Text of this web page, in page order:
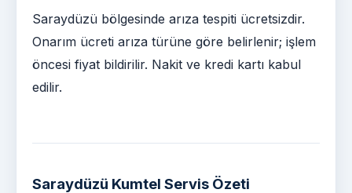
Saraydüzü bölgesinde arıza tespiti ücretsizdir.
Onarım ücreti arıza türüne göre belirlenir; işlem
öncesi fiyat bildirilir. Nakit ve kredi kartı kabul
edilir.
Saraydüzü Kumtel Servis Özeti